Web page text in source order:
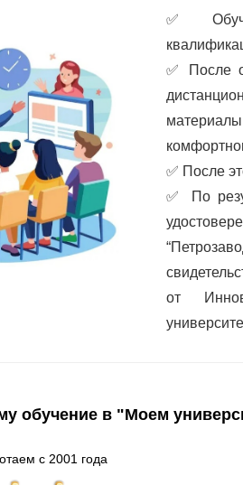
✅
✅ После
✅ После
✅
По
от
обучение в "Моем
с 2001 года